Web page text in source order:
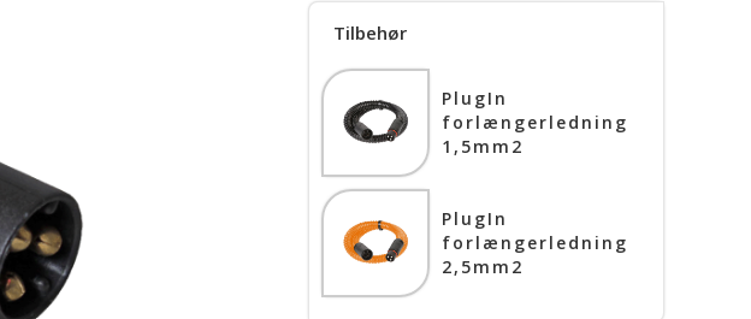
Tilbehør
PlugIn
forlængerledning
1,5mm2
PlugIn
forlængerledning
2,5mm2